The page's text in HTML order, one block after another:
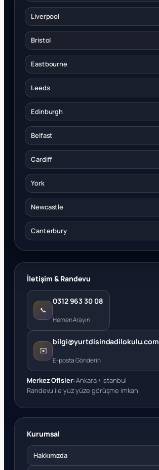
Liverpool
Bristol
Eastbourne
Leeds
Edinburgh
Belfast
Cardiff
York
Newcastle
Canterbury
İletişim & Randevu
📞
0312 963 30 08
Hemen Arayın
✉️
bilgi@yurtdisindadilokulu.com
E-posta Gönderin
Merkez Ofisler:Ankara / İstanbul
Randevu ile yüz yüze görüşme imkanı
Kurumsal
Hakkımızda